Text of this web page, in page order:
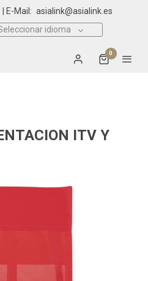
| E-Mail: asialink@asialink.es
idioma
0
ITV Y